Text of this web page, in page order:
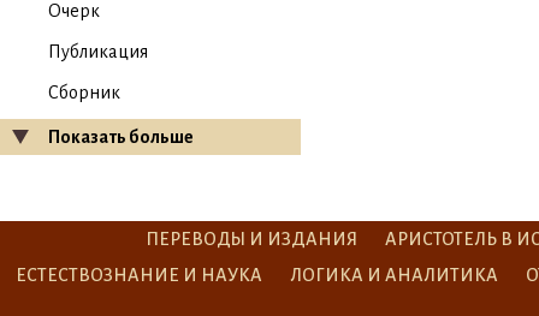
Очерк
Публикация
Сборник
Показать больше
ПЕРЕВОДЫ И ИЗДАНИЯ
АРИСТОТЕЛЬ В
ЕСТЕСТВОЗНАНИЕ И НАУКА
ЛОГИКА И АНАЛИТИКА